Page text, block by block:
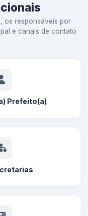
os responsáveis por
e canais de contato
Prefeito(a)